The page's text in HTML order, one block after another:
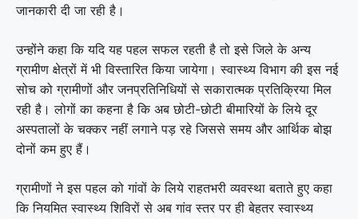
जानकारी दी जा रही है।
उन्होंने कहा कि यदि यह पहल सफल रहती है तो इसे जिले के अन्य
ग्रामीण क्षेत्रों में भी विस्तारित किया जायेगा। स्वास्थ्य विभाग की इस नई
सोच को ग्रामीणों और जनप्रतिनिधियों से सकारात्मक प्रतिक्रिया मिल
रही है। लोगों का कहना है कि अब छोटी-छोटी बीमारियों के लिये दूर
अस्पतालों के चक्कर नहीं लगाने पड़ रहे जिससे समय और आर्थिक बोझ
दोनों कम हुए हैं।
ग्रामीणों ने इस पहल को गांवों के लिये राहतभरी व्यवस्था बताते हुए कहा
कि नियमित स्वास्थ्य शिविरों से अब गांव स्तर पर ही बेहतर स्वास्थ्य